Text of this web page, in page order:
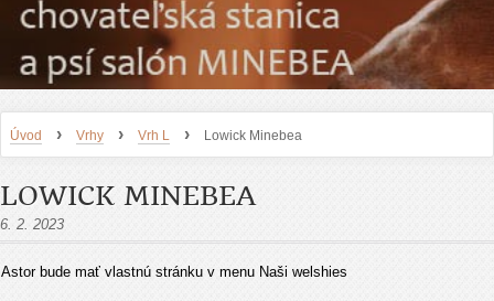
Úvod › Vrhy › Vrh L › Lowick Minebea
LOWICK MINEBEA
6. 2. 2023
Astor bude mať vlastnú stránku v menu Naši welshies